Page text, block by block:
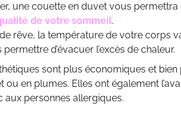
une couette en duvet vous
de votre sommeil.
rêve, la température de votre corps
d’évacuer l’excès de chaleur.
sont plus économiques et bien
ou en plumes. Elles ont également
aux personnes allergiques.